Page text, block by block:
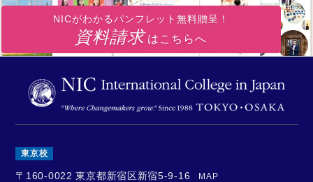
NICがわかるパンフレット無料贈呈！
資料請求 はこちらへ
東京校
〒160-0022 東京都新宿区新宿5-9-16 MAP